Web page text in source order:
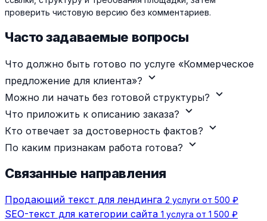
проверить чистовую версию без комментариев.
Часто задаваемые вопросы
Что должно быть готово по услуге «Коммерческое
предложение для клиента»? expand_more
Можно ли начать без готовой структуры? expand_more
Что приложить к описанию заказа? expand_more
Кто отвечает за достоверность фактов? expand_more
По каким признакам работа готова? expand_more
Связанные направления
Продающий текст для лендинга 2 услуги от 500 ₽
SEO-текст для категории сайта 1 услуга от 1 500 ₽